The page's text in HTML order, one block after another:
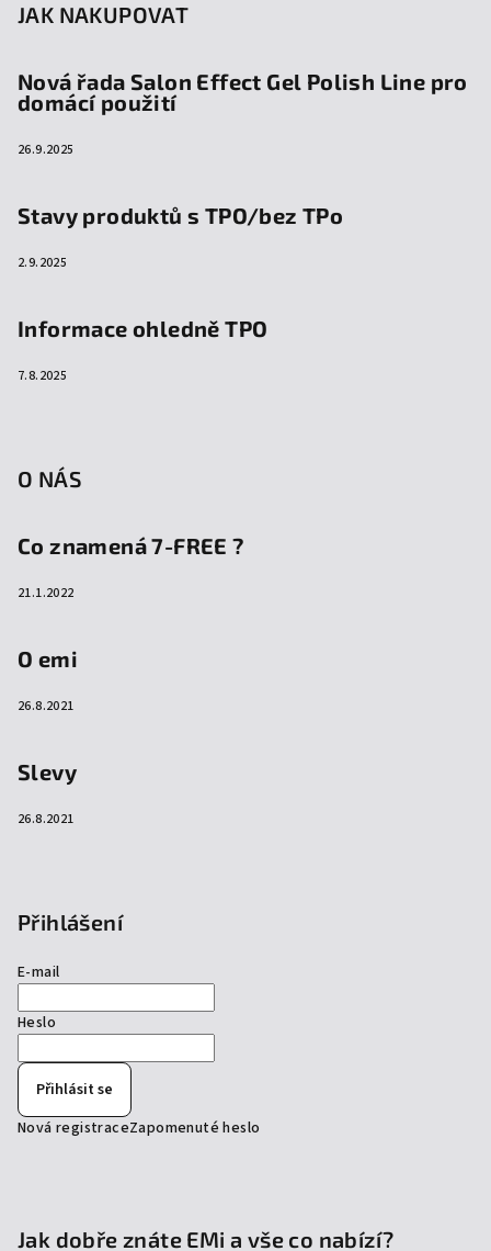
JAK NAKUPOVAT
Nová řada Salon Effect Gel Polish Line pro
domácí použití
26.9.2025
Stavy produktů s TPO/bez TPo
2.9.2025
Informace ohledně TPO
7.8.2025
O NÁS
Co znamená 7-FREE ?
21.1.2022
O emi
26.8.2021
Slevy
26.8.2021
Přihlášení
E-mail
Heslo
Přihlásit se
Nová registraceZapomenuté heslo
Jak dobře znáte EMi a vše co nabízí?